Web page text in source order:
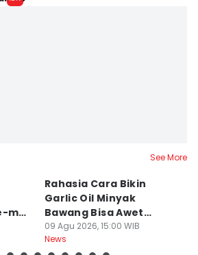
See More
mu
Rahasia Cara Bikin
Garlic Oil Minyak
Bawang Bisa Awet
Berbulan-bulan: Bumbu
Level Resto!
09 Agu 2026, 15:00 WIB
News